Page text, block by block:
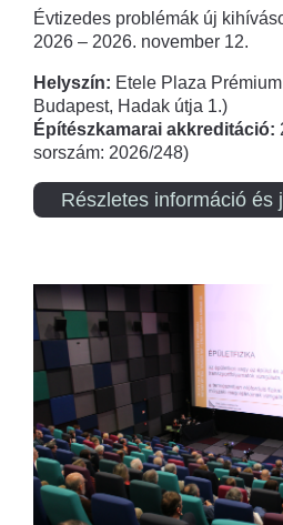
Évtizedes problémák új
2026 – 2026. november 12.
Helyszín: Etele Plaza
Budapest, Hadak útja 1.)
Építészkamarai akkreditáció:
sorszám: 2026/248)
Részletes információ és